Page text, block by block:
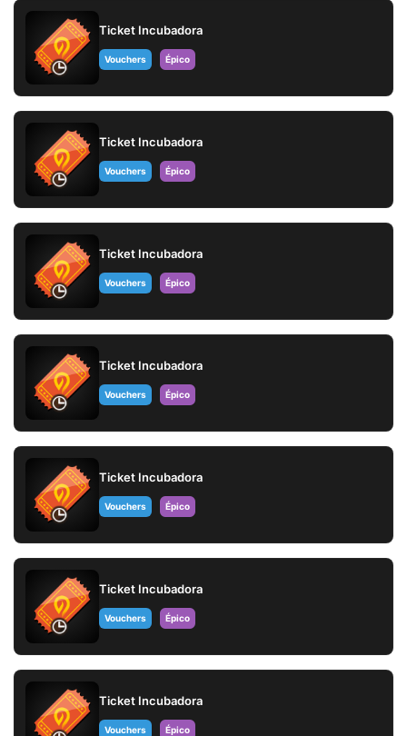
Ticket Incubadora
Vouchers Épico
Ticket Incubadora
Vouchers Épico
Ticket Incubadora
Vouchers Épico
Ticket Incubadora
Vouchers Épico
Ticket Incubadora
Vouchers Épico
Ticket Incubadora
Vouchers Épico
Ticket Incubadora
Vouchers Épico